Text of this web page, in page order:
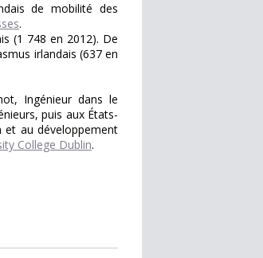
de mobilité des
.
(1 748 en 2012). De
irlandais (637 en
Ingénieur dans le
puis aux États-
et au développement
College Dublin.